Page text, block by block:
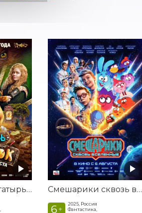
Последний богатырь. Колобок Смешарики сквозь вселенные
6 +
2025, Россия
Фантастика,